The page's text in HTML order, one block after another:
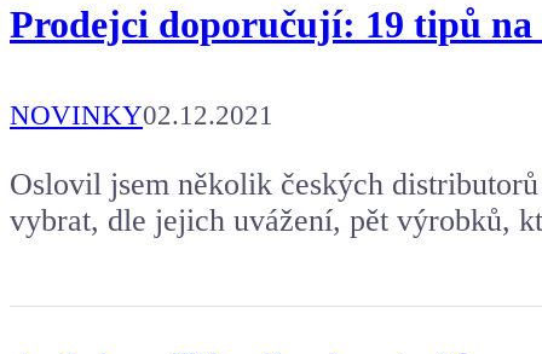
Prodejci doporučují: 19 tipů
NOVINKY02.12.2021
Oslovil jsem několik českých
vybrat, dle jejich uvážení, pět výrobků,